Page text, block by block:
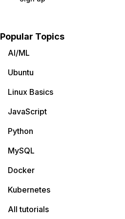
Popular Topics
AI/ML
Ubuntu
Linux Basics
JavaScript
Python
MySQL
Docker
Kubernetes
All tutorials